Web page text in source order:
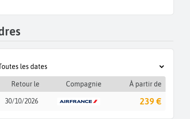
Retour le Compagnie À partir de
30/10/2026 239 €